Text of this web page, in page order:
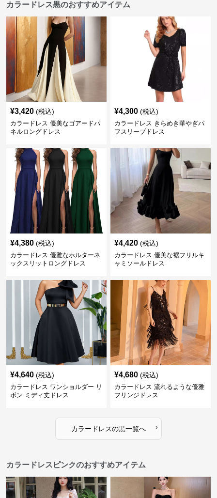
カラードレス黒のおすすめアイテム
¥3,420 (税込)
カラードレス 優美なゴアードパ
ネルロングドレス
¥4,300 (税込)
カラードレス きらめき華やぎパ
フスリーブドレス
¥4,380 (税込)
カラードレス 優雅なホルターネ
ックスリットロングドレス
¥4,420 (税込)
カラードレス 優美な裾フリルキ
ャミソールドレス
¥4,640 (税込)
カラードレス ワンショルダー リ
ボン ミディ丈ドレス
¥4,680 (税込)
カラードレス 流れるような優雅
フリンジドレス
カラードレスの黒一覧へ ›
カラードレスピンクのおすすめアイテム